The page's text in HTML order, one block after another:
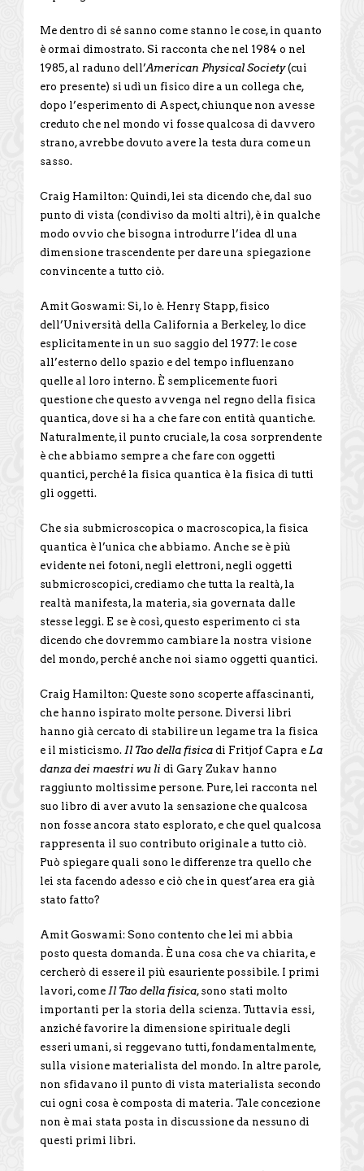
Me dentro di sé sanno come stanno le cose, in quanto
è ormai dimostrato. Si racconta che nel 1984 o nel
1985, al raduno dell’American Physical Society(cui
ero presente) si udì un fisico dire a un collega che,
dopo l’esperimento di Aspect, chiunque non avesse
creduto che nel mondo vi fosse qualcosa di davvero
strano, avrebbe dovuto avere la testa dura come un
sasso.
Craig Hamilton: Quindi, lei sta dicendo che, dal suo
punto di vista (condiviso da molti altri), è in qualche
modo ovvio che bisogna introdurre l’idea dl una
dimensione trascendente per dare una spiegazione
convincente a tutto ciò.
Amit Goswami: Sì, lo è. Henry Stapp, fisico
dell’Università della California a Berkeley, lo dice
esplicitamente in un suo saggio del 1977: le cose
all’esterno dello spazio e del tempo influenzano
quelle al loro interno. È semplicemente fuori
questione che questo avvenga nel regno della fisica
quantica, dove si ha a che fare con entità quantiche.
Naturalmente, il punto cruciale, la cosa sorprendente
è che abbiamo sempre a che fare con oggetti
quantici, perché la fisica quantica è la fisica di tutti
gli oggetti.
Che sia submicroscopica o macroscopica, la fisica
quantica è l’unica che abbiamo. Anche se è più
evidente nei fotoni, negli elettroni, negli oggetti
submicroscopici, crediamo che tutta la realtà, la
realtà manifesta, la materia, sia governata dalle
stesse leggi. E se è così, questo esperimento ci sta
dicendo che dovremmo cambiare la nostra visione
del mondo, perché anche noi siamo oggetti quantici.
Craig Hamilton: Queste sono scoperte affascinanti,
che hanno ispirato molte persone. Diversi libri
hanno già cercato di stabilire un legame tra la fisica
e il misticismo. Il Tao della fisica di Fritjof Capra e La
danza dei maestri wu li di Gary Zukav hanno
raggiunto moltissime persone. Pure, lei racconta nel
suo libro di aver avuto la sensazione che qualcosa
non fosse ancora stato esplorato, e che quel qualcosa
rappresenta il suo contributo originale a tutto ciò.
Può spiegare quali sono le differenze tra quello che
lei sta facendo adesso e ciò che in quest’area era già
stato fatto?
Amit Goswami: Sono contento che lei mi abbia
posto questa domanda. È una cosa che va chiarita, e
cercherò di essere il più esauriente possibile. I primi
lavori, come Il Tao della fisica, sono stati molto
importanti per la storia della scienza. Tuttavia essi,
anziché favorire la dimensione spirituale degli
esseri umani, si reggevano tutti, fondamentalmente,
sulla visione materialista del mondo. In altre parole,
non sfidavano il punto di vista materialista secondo
cui ogni cosa è composta di materia. Tale concezione
non è mai stata posta in discussione da nessuno di
questi primi libri.